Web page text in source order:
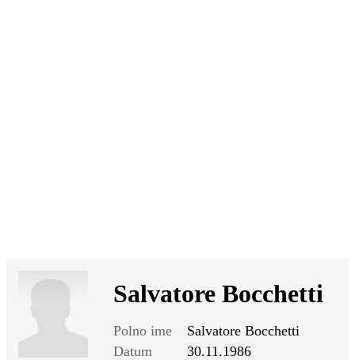
Salvatore Bocchetti
Polno ime
Salvatore Bocchetti
Datum
30.11.1986